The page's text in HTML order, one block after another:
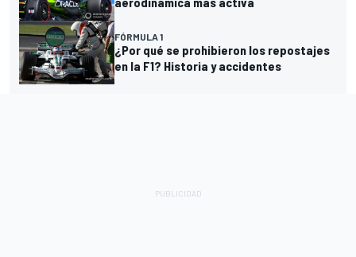
FÓRMULA 1
¿Por qué se prohibieron los repostajes
en la F1? Historia y accidentes